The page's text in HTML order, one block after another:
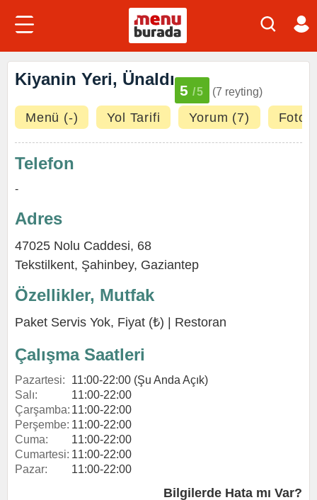
Kiyanin Yeri, Ünaldı
5 /5 (7 reyting)
Menü (-) Yol Tarifi Yorum (7)
Telefon
-
Adres
47025 Nolu Caddesi, 68
Tekstilkent, Şahinbey, Gaziantep
Özellikler, Mutfak
Paket Servis Yok, Fiyat (₺) | Restoran
Çalışma Saatleri
Pazartesi:
11:00-22:00 (Şu Anda Açık)
Salı:
11:00-22:00
Çarşamba: 11:00-22:00
Perşembe: 11:00-22:00
Cuma:
11:00-22:00
Cumartesi: 11:00-22:00
Pazar:
11:00-22:00
Bilgilerde Hata mı Var?